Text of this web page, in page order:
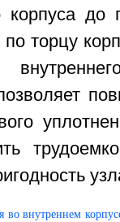
корпуса до
торцу